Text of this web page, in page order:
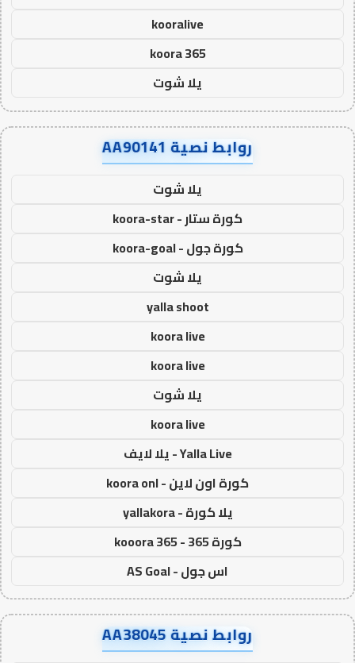
kooralive
koora 365
يلا شوت
روابط نصية AA90141
يلا شوت
كورة ستار - koora-star
كورة جول - koora-goal
يلا شوت
yalla shoot
koora live
koora live
يلا شوت
koora live
Yalla Live - يلا لايف
كورة اون لاين - koora onl
يلا كورة - yallakora
كورة 365 - kooora 365
اس جول - AS Goal
روابط نصية AA38045